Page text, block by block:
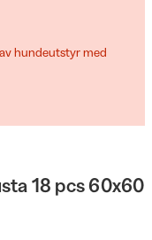
hundeutstyr med
18 pcs 60x60